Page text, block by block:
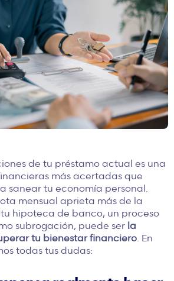
de tu préstamo actual es una
más acertadas que
sanear tu economía personal.
mensual aprieta más de la
hipoteca de banco, un proceso
subrogación, puede ser la
tu bienestar financiero . En
todas tus dudas: